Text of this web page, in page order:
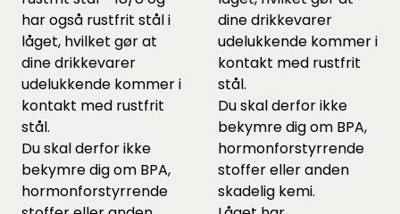
har også rustfrit stål i
låget, hvilket gør at
dine drikkevarer
udelukkende kommer i
kontakt med rustfrit
stål.
Du skal derfor ikke
bekymre dig om BPA,
hormonforstyrrende
dine drikkevarer
udelukkende kommer i
kontakt med rustfrit
stål.
Du skal derfor ikke
bekymre dig om BPA,
hormonforstyrrende
stoffer eller anden
skadelig kemi.